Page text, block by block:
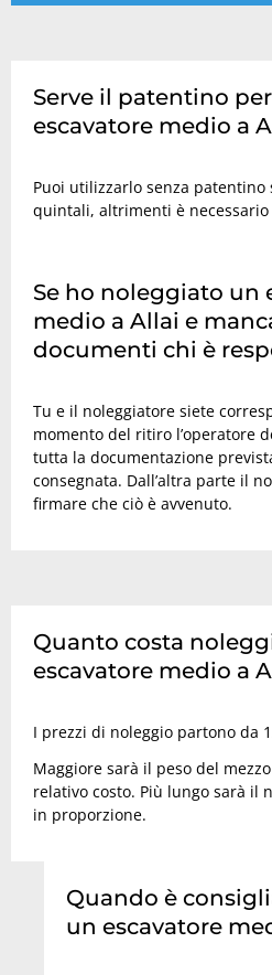
Serve il patentino
escavatore medio a
Puoi utilizzarlo senza patentino
quintali, altrimenti è necessario
Se ho noleggiato un
medio a Allai e
documenti chi è
Tu e il noleggiatore siete
momento del ritiro l’operatore
tutta la documentazione
consegnata. Dall’altra parte il
firmare che ciò è avvenuto.
Quanto costa
escavatore medio a
I prezzi di noleggio partono da
Maggiore sarà il peso del
relativo costo. Più lungo sarà il
in proporzione.
Quando è
un escavatore